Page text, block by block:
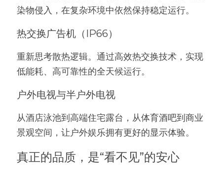
染物侵入，在复杂环境中依然保持稳定运行。
热交换广告机（IP66）
重新思考散热逻辑。通过高效热交换技术，实现
低能耗、高可靠性的全天候运行。
户外电视与半户外电视
从酒店泳池到高端住宅露台，从体育酒吧到商业
景观空间，让户外娱乐拥有更好的显示体验。
真正的品质，是“看不见”的安心